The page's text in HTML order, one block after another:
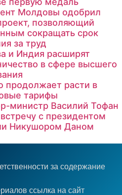
Молдовы одобрил
позволяющий
сокращать срок
за труд
и Индия расширят
в сфере высшего
продолжает расти в
тарифы
министр Василий Тофан
с президентом
Никушором Даном
за содержание
ссылка на сайт